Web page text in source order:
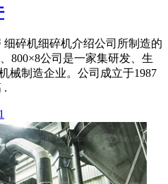
细碎机细碎机介绍公司所制造的
800×8公司是一家集研发、生
械制造企业。公司成立于1987
.